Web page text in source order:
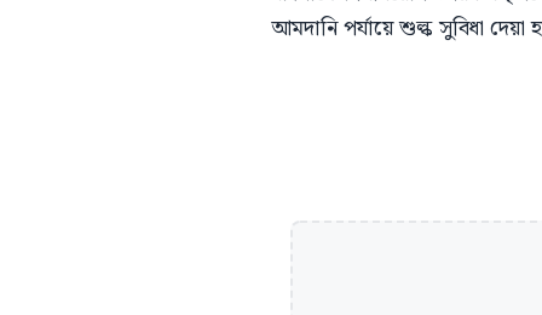
আমদানি পর্যায়ে শুল্ক সুবিধা দেয়া